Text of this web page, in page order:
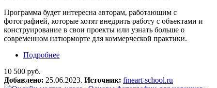
Программа будет интересна авторам, работающим с
фотографией, которые хотят внедрить работу с объектами и
конструирование в свои проекты или узнать больше о
современном натюрморте для коммерческой практики.
Подробнее
10 500 руб.
Добавлено: 25.06.2023. Источник: fineart-school.ru